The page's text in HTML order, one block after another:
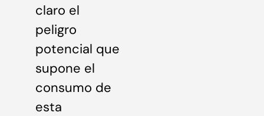
claro el
peligro
potencial que
supone el
consumo de
esta